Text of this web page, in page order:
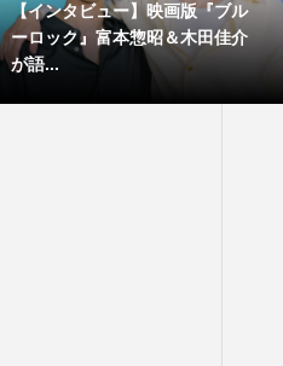
【インタビュー】映画版『ブル
ーロック』富本惣昭＆木田佳介
が語...